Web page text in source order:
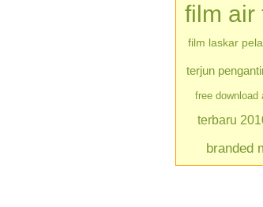
film air
film laskar
terjun
free download
terbaru
branded